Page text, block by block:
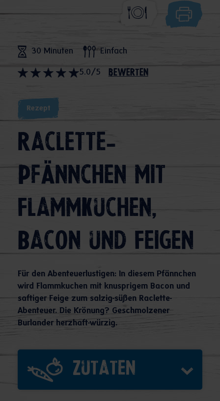
30 Minuten Einfach
5.0/5 bewerten
Rezept
Raclette-
Pfännchen mit
Flammkuchen,
Bacon und Feigen
Für den Abenteuerlustigen: In diesem Pfännchen
wird Flammkuchen mit knusprigem Bacon und
saftiger Feige zum salzig-süßen Raclette-
Abenteuer. Die Krönung? Geschmolzener
Burlander herzhaft-würzig.
Zutaten